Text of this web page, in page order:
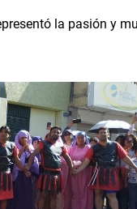
la pasión y